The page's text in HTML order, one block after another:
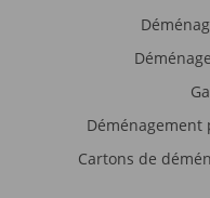
Déménagement
Cartons de